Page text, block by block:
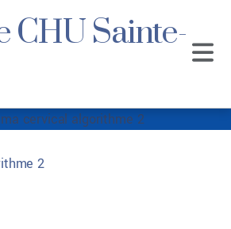
CHU Sainte-
cervical
2